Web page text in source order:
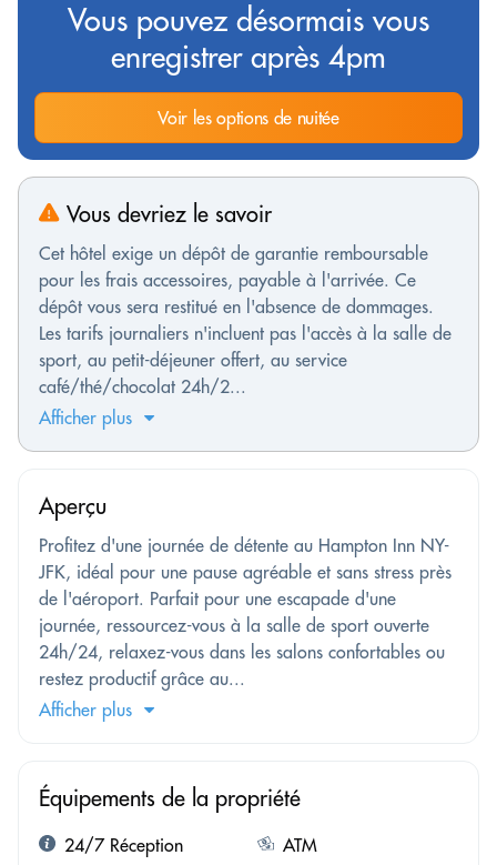
Vous pouvez désormais vous
enregistrer après 4pm
Voir les options de nuitée
Vous devriez le savoir
Cet hôtel exige un dépôt de garantie remboursable
pour les frais accessoires, payable à l'arrivée. Ce
dépôt vous sera restitué en l'absence de dommages.
Les tarifs journaliers n'incluent pas l'accès à la salle de
sport, au petit-déjeuner offert, au service
café/thé/chocolat 24h/2...
Afficher plus
Aperçu
Profitez d'une journée de détente au Hampton Inn NY-
JFK, idéal pour une pause agréable et sans stress près
de l'aéroport. Parfait pour une escapade d'une
journée, ressourcez-vous à la salle de sport ouverte
24h/24, relaxez-vous dans les salons confortables ou
restez productif grâce au...
Afficher plus
Équipements de la propriété
24/7 Réception
ATM